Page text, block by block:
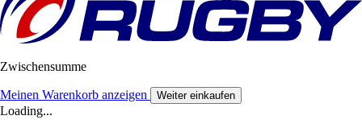
Zwischensumme
Meinen Warenkorb anzeigen Weiter einkaufen
Loading...